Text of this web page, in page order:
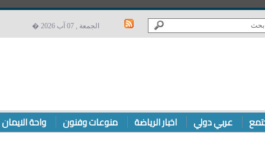
الجمعة , 07 آب 2026 �
عربي دولي اخبار الرياضة منوعات وفنون واحة الايمان